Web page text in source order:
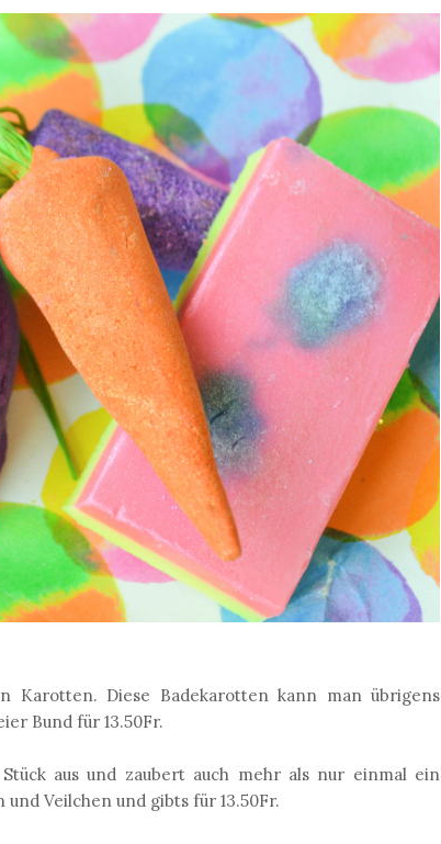
Karotten. Diese Badekarotten kann man übrigens
Bund für 13.50Fr.
aus und zaubert auch mehr als nur einmal ein
Veilchen und gibts für 13.50Fr.